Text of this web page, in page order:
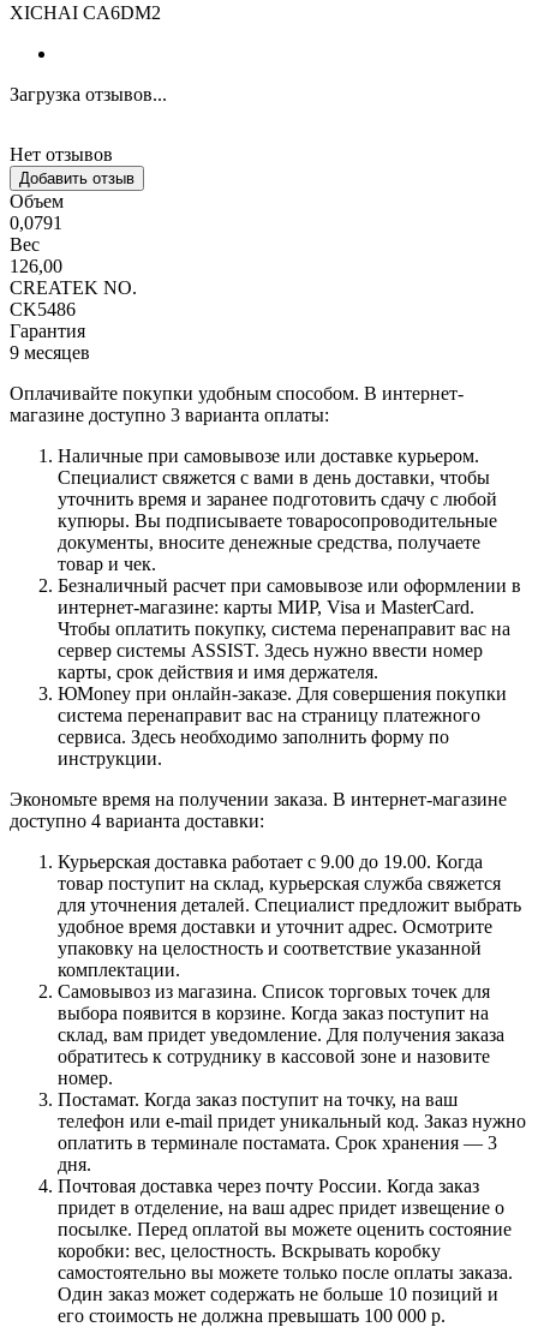
XICHAI CA6DM2
Загрузка отзывов...
Нет отзывов
Добавить отзыв
Объем
0,0791
Вес
126,00
CREATEK NO.
CK5486
Гарантия
9 месяцев
Оплачивайте покупки удобным способом. В интернет-
магазине доступно 3 варианта оплаты:
Наличные при самовывозе или доставке курьером.
Специалист свяжется с вами в день доставки, чтобы
уточнить время и заранее подготовить сдачу с любой
купюры. Вы подписываете товаросопроводительные
документы, вносите денежные средства, получаете
товар и чек.
Безналичный расчет при самовывозе или оформлении в
интернет-магазине: карты МИР, Visa и MasterCard.
Чтобы оплатить покупку, система перенаправит вас на
сервер системы ASSIST. Здесь нужно ввести номер
карты, срок действия и имя держателя.
ЮMoney при онлайн-заказе. Для совершения покупки
система перенаправит вас на страницу платежного
сервиса. Здесь необходимо заполнить форму по
инструкции.
Экономьте время на получении заказа. В интернет-магазине
доступно 4 варианта доставки:
Курьерская доставка работает с 9.00 до 19.00. Когда
товар поступит на склад, курьерская служба свяжется
для уточнения деталей. Специалист предложит выбрать
удобное время доставки и уточнит адрес. Осмотрите
упаковку на целостность и соответствие указанной
комплектации.
Самовывоз из магазина. Список торговых точек для
выбора появится в корзине. Когда заказ поступит на
склад, вам придет уведомление. Для получения заказа
обратитесь к сотруднику в кассовой зоне и назовите
номер.
Постамат. Когда заказ поступит на точку, на ваш
телефон или e-mail придет уникальный код. Заказ нужно
оплатить в терминале постамата. Срок хранения — 3
дня.
Почтовая доставка через почту России. Когда заказ
придет в отделение, на ваш адрес придет извещение о
посылке. Перед оплатой вы можете оценить состояние
коробки: вес, целостность. Вскрывать коробку
самостоятельно вы можете только после оплаты заказа.
Один заказ может содержать не больше 10 позиций и
его стоимость не должна превышать 100 000 р.